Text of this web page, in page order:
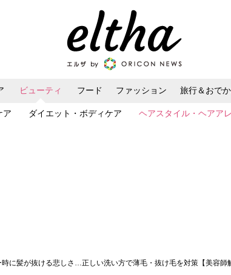
ビューティ
ア ダイエット・ボディケア ヘアスタイル・ヘアア
フード ファッション 旅行＆おで
時に髪が抜ける悲しさ…正しい洗い方で薄毛・抜け毛を対策【美容師